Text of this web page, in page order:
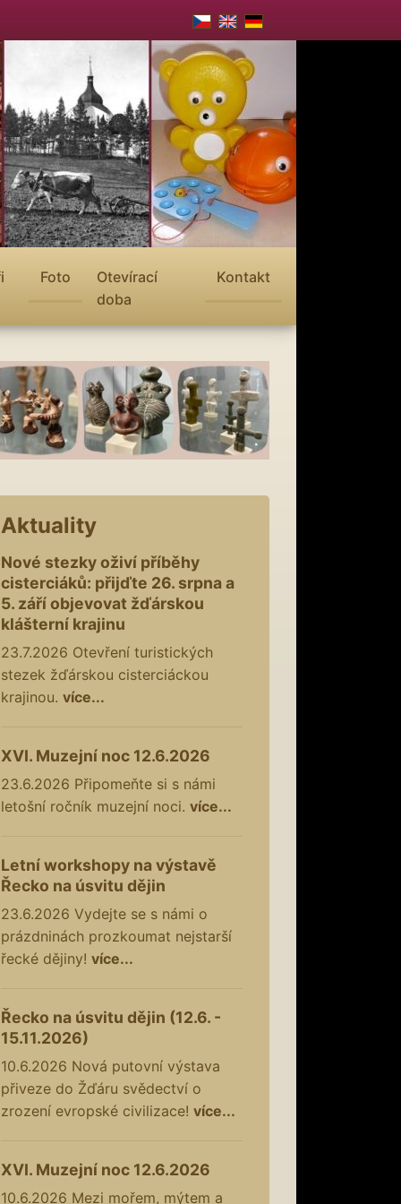
Foto
Otevírací
doba
Kontakt
Aktuality
Nové stezky oživí příběhy
cisterciáků: přijďte 26. srpna a
5. září objevovat žďárskou
klášterní krajinu
23.7.2026 Otevření turistických
stezek žďárskou cisterciáckou
krajinou. více...
XVI. Muzejní noc 12.6.2026
23.6.2026 Připomeňte si s námi
letošní ročník muzejní noci. více...
Letní workshopy na výstavě
Řecko na úsvitu dějin
23.6.2026 Vydejte se s námi o
prázdninách prozkoumat nejstarší
řecké dějiny! více...
Řecko na úsvitu dějin (12.6. -
15.11.2026)
10.6.2026 Nová putovní výstava
přiveze do Žďáru svědectví o
zrození evropské civilizace! více...
XVI. Muzejní noc 12.6.2026
10.6.2026 Mezi mořem, mýtem a